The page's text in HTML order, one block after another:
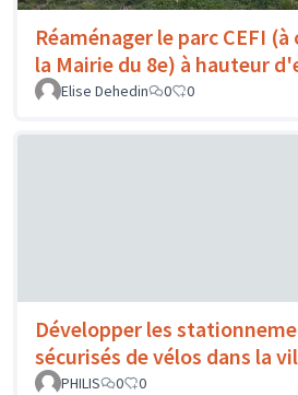
Réaménager le parc CEFI (à
la Mairie du 8e) à hauteur
Elise Dehedin
0 0
Développer les
sécurisés de vélos dans la
PHILIS
0 0